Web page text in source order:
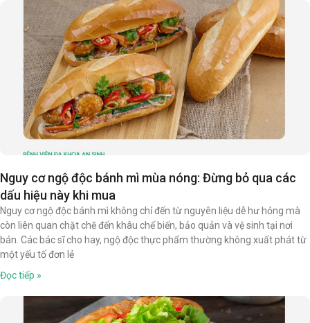
Nguy cơ ngộ độc bánh mì mùa nóng: Đừng bỏ qua các
dấu hiệu này khi mua
Nguy cơ ngộ độc bánh mì không chỉ đến từ nguyên liệu dễ hư hỏng mà
còn liên quan chặt chẽ đến khâu chế biến, bảo quản và vệ sinh tại nơi
bán. Các bác sĩ cho hay, ngộ độc thực phẩm thường không xuất phát từ
một yếu tố đơn lẻ
Đọc tiếp »